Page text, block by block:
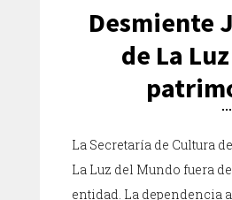
Desmiente
de La
La Secretaría de Cultura
La Luz del Mundo fuera
entidad. La dependencia